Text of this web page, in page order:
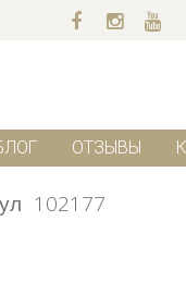
ОТЗЫВЫ
102177